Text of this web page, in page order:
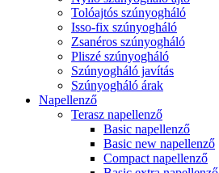
Tolóajtós szúnyogháló
Isso-fix szúnyogháló
Zsanéros szúnyogháló
Pliszé szúnyogháló
Szúnyogháló javítás
Szúnyogháló árak
Napellenző
Terasz napellenző
Basic napellenző
Basic new napellenző
Compact napellenző